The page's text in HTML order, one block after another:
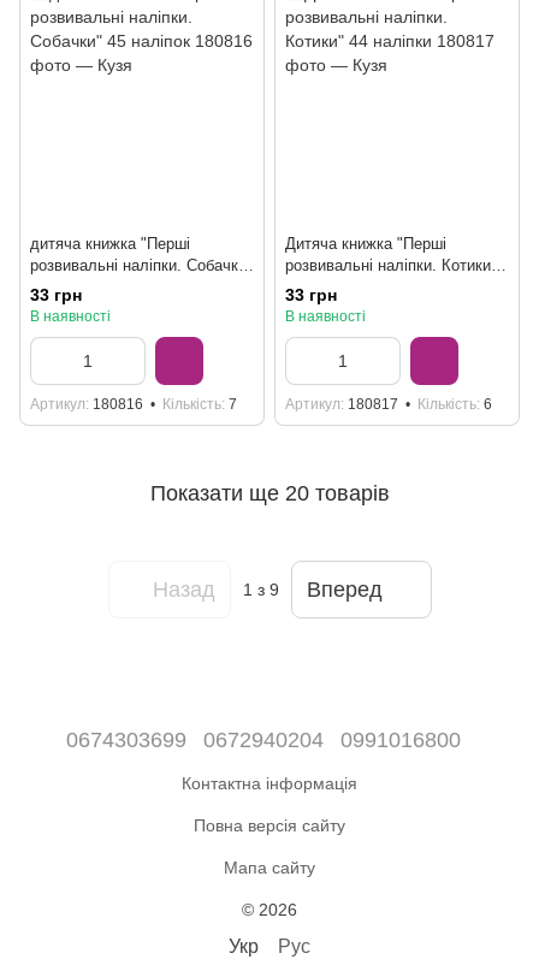
дитяча книжка "Перші
розвивальні наліпки. Собачки"
45 наліпок
33 грн
В наявності
Артикул 180816 Кількість 7
Дитяча книжка "Перші
розвивальні наліпки. Котики"
44 наліпки
33 грн
В наявності
Артикул 180817 Кількість 6
Показати ще 20 товарів
Назад 1 з 9 Вперед
0674303699 0672940204 0991016800
Контактна інформація
Повна версія сайту
Мапа сайту
© 2026
Укр Рус